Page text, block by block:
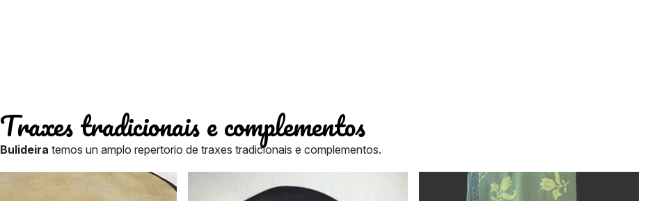
Traxes tradicionais e complementos
Bulideira temos un amplo repertorio de traxes tradicionais e complementos.